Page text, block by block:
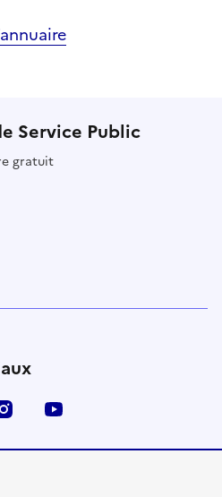
Service Public
gratuit
Instagram